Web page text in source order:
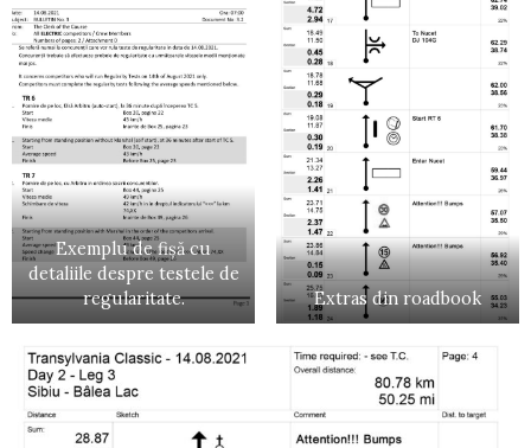
Exemplu de fișă cu
detaliile despre testele de
regularitate.
Extras din roadbook